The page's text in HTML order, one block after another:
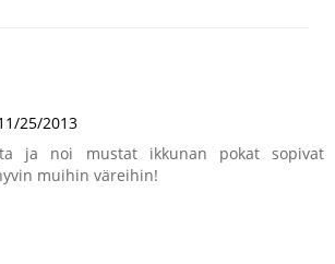
25/2013
ja noi mustat ikkunan pokat sopivat
muihin väreihin!